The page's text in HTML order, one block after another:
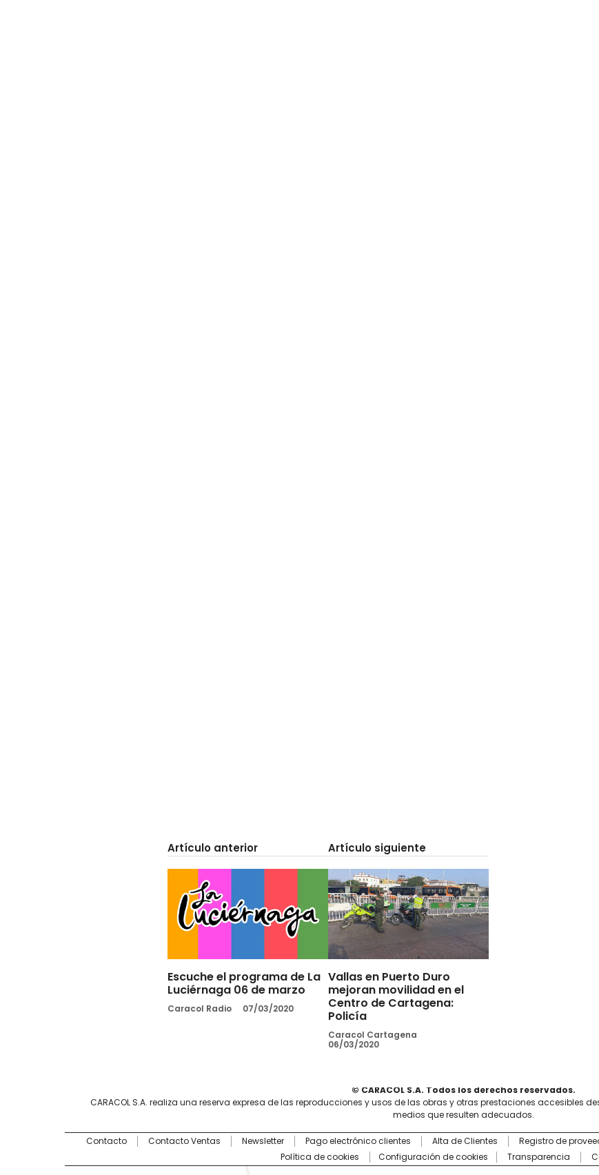
Artículo anterior
Escuche el programa de La
Luciérnaga 06 de marzo
Caracol Radio 07/03/2020
Artículo siguiente
Vallas en Puerto Duro
mejoran movilidad en el
Centro de Cartagena:
Policía
Caracol Cartagena
06/03/2020
© CARACOL S.A. Todos los derechos reservados.
CARACOL S.A. realiza una reserva expresa de las reproducciones y usos de las obras y otras prestaciones accesibles
medios que resulten adecuados.
Contacto Contacto Ventas Newsletter Pago electrónico clientes Alta de Clientes Registro de
Política de cookies
Configuración de cookies Transparencia